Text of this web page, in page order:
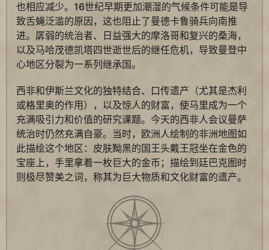
也相应减少。16世纪早期更加潮湿的气候条件可能是导
致舌蝇泛滥的原因，这也阻止了曼德卡鲁骑兵向南推
进。孱弱的统治者、日益强大的摩洛哥和复兴的桑海，
以及马哈茂德凯塔四世逝世后的继任危机，导致曼登中
心地区分裂为一系列继承国。
西非和伊斯兰文化的独特结合、口传遗产（尤其是杰利
或格里奥的作用），以及惊人的财富，使马里成为一个
充满吸引力和价值的研究课题。今天的西非人会议曼萨
统治时仍然充满自豪。当时，欧洲人绘制的非洲地图如
此描绘这个地区：皮肤黝黑的国王头戴王冠坐在金色的
宝座上，手里拿着一枚巨大的金币；描绘到廷巴克图时
则极尽赞美之词，称其为巨大物质和文化财富的遗产。